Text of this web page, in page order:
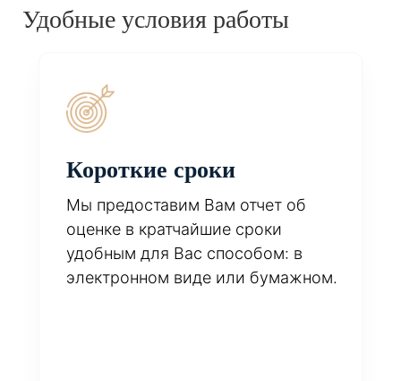
Удобные условия работы
Короткие сроки
Мы предоставим Вам отчет об
оценке в кратчайшие сроки
удобным для Вас способом: в
электронном виде или бумажном.